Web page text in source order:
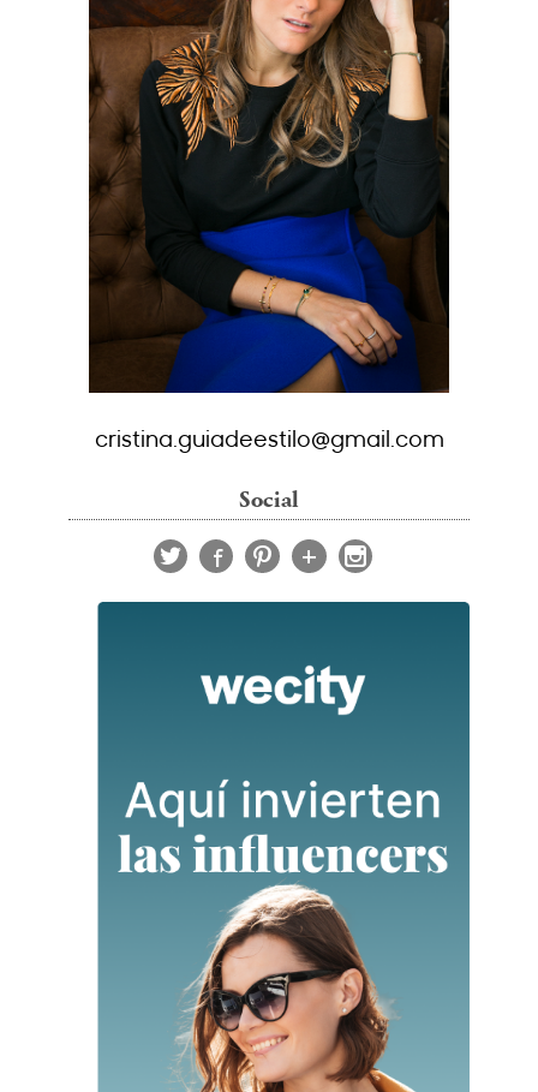
cristina.guiadeestilo@gmail.com
Social